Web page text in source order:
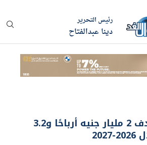
رئيس التحرير
دينا عبدالفتاح
«إيجوث» تستهدف 2 مليار جنيه أرباحًا و3.2